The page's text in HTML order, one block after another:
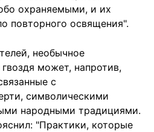
охраняемыми, и их
повторного освящения".
необычное
может, напротив,
с
символическими
народными традициями.
"Практики, которые